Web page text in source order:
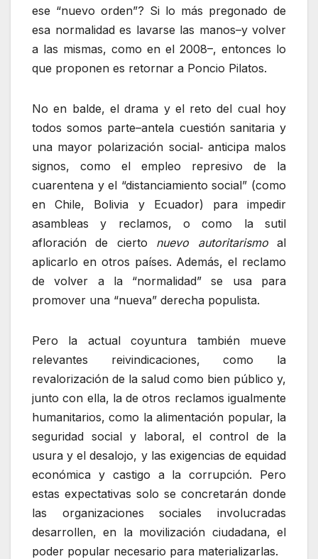
ese “nuevo orden”? Si lo más pregonado de
esa normalidad es lavarse las manos–y volver
a las mismas, como en el 2008–, entonces lo
que proponen es retornar a Poncio Pilatos.
No en balde, el drama y el reto del cual hoy
todos somos parte–antela cuestión sanitaria y
una mayor polarización social‑ anticipa malos
signos, como el empleo represivo de la
cuarentena y el “distanciamiento social” (como
en Chile, Bolivia y Ecuador) para impedir
asambleas y reclamos, o como la sutil
afloración de cierto nuevo autoritarismoal
aplicarlo en otros países. Además, el reclamo
de volver a la “normalidad” se usa para
promover una “nueva” derecha populista.
Pero la actual coyuntura también mueve
relevantes reivindicaciones, como la
revalorización de la salud como bien público y,
junto con ella, la de otros reclamos igualmente
humanitarios, como la alimentación popular, la
seguridad social y laboral, el control de la
usura y el desalojo, y las exigencias de equidad
económica y castigo a la corrupción. Pero
estas expectativas solo se concretarán donde
las organizaciones sociales involucradas
desarrollen, en la movilización ciudadana, el
poder popular necesario para materializarlas.